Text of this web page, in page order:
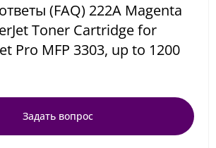
(FAQ) 222A Magenta
Toner Cartridge for
Pro MFP 3303, up to 1200
Задать вопрос